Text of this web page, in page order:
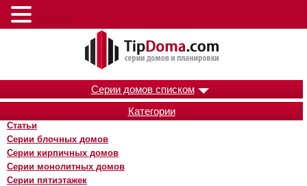
Серии домов списком
Категории
Статьи
Серии блочных домов
Серии кирпичных домов
Серии монолитных домов
Серии пятиэтажек